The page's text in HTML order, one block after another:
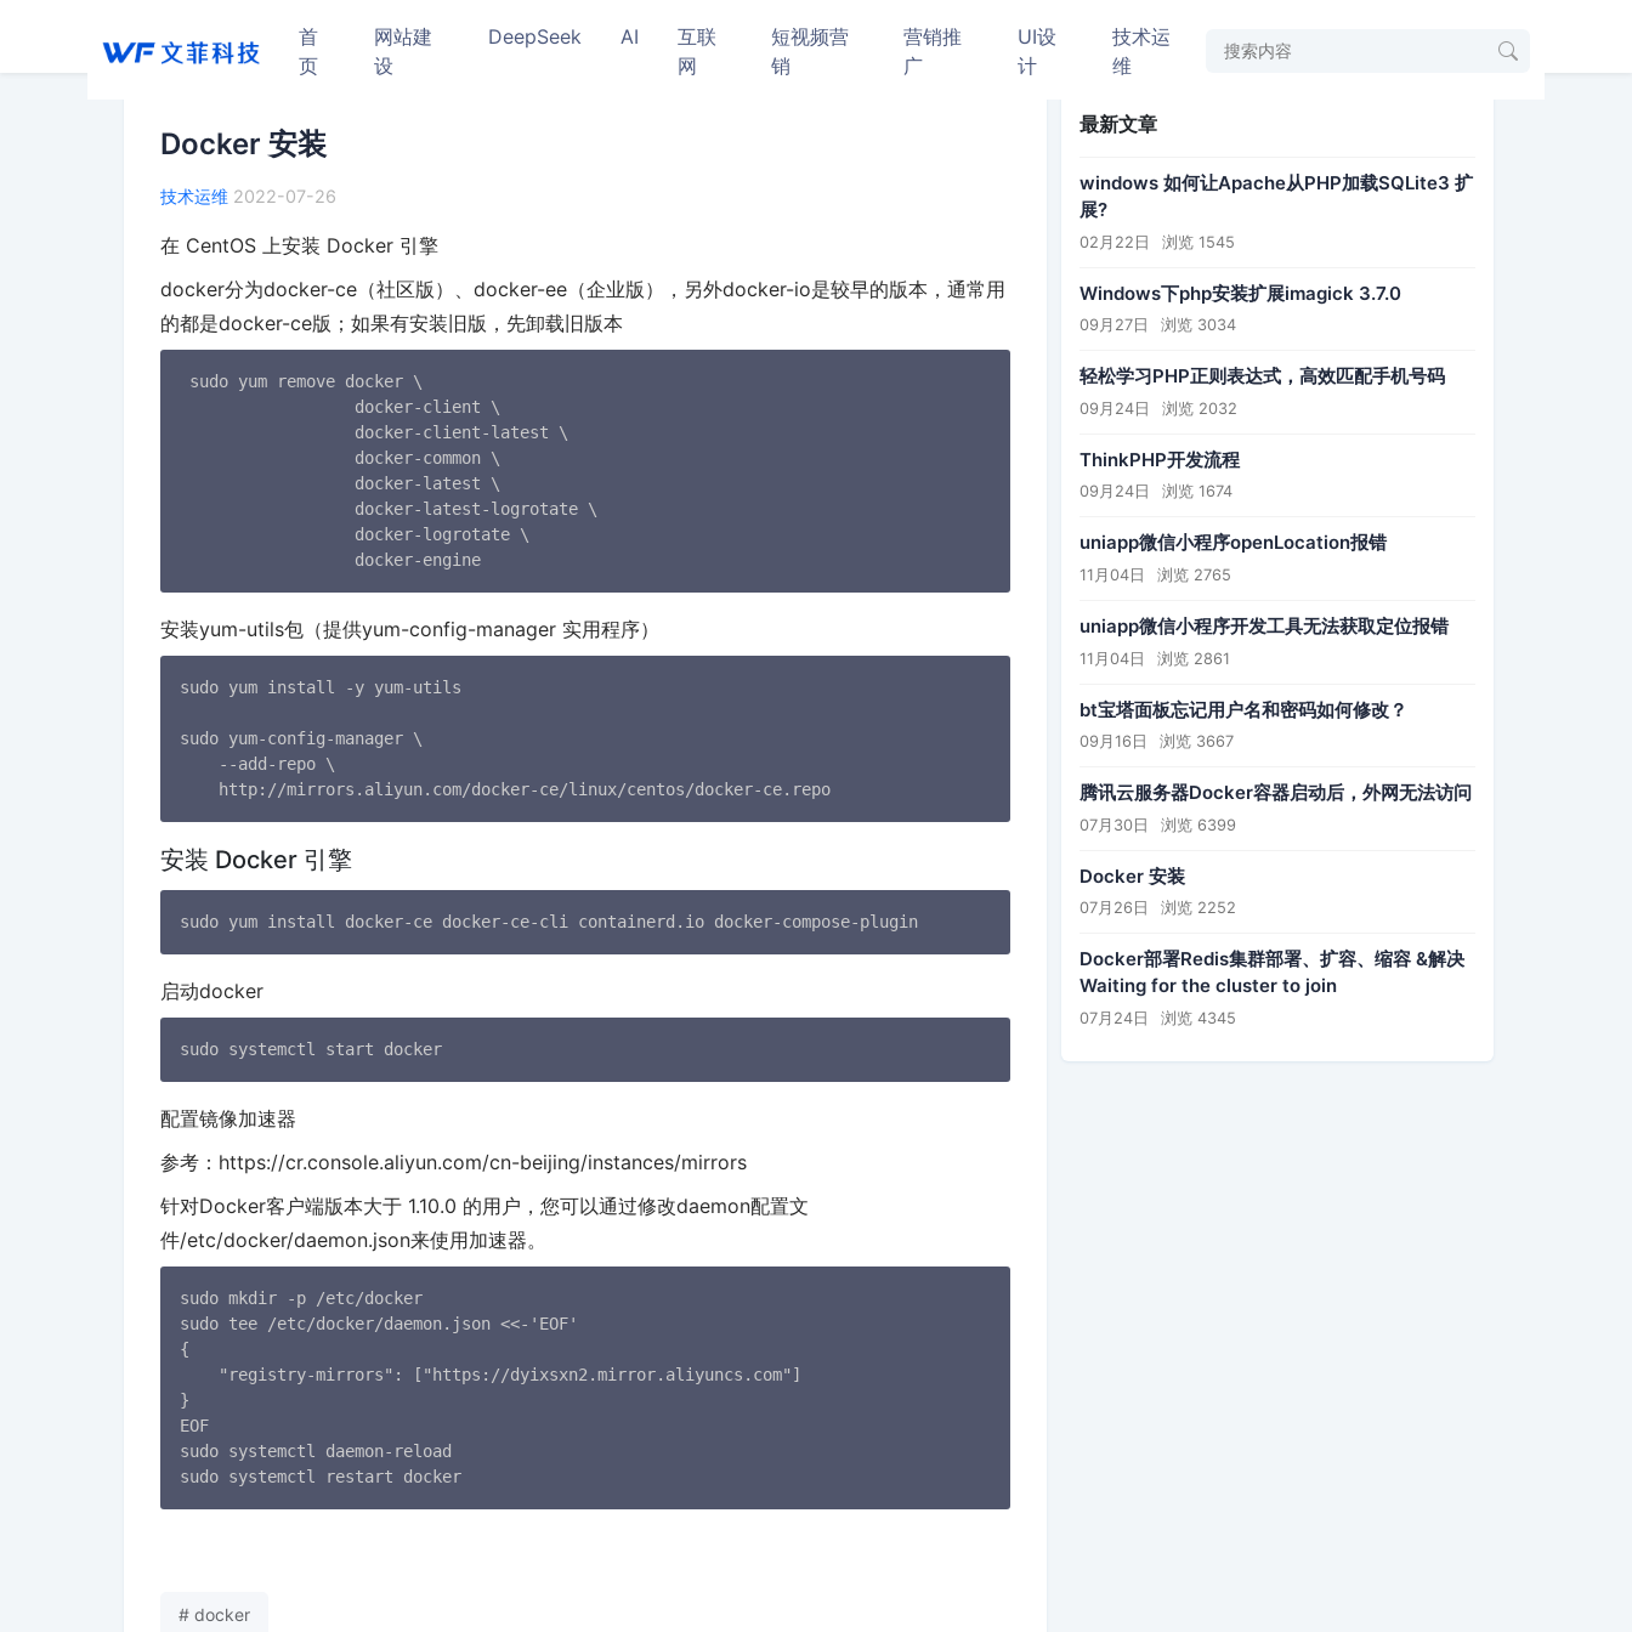
首
页
网站建
设
DeepSeek AI
互联
网
短视频营
销
营销推
广
UI设
计
技术运
维
Docker 安装
技术运维 2022-07-26
在 CentOS 上安装 Docker 引擎
docker分为docker-ce（社区版）、docker-ee（企业版），另外docker-io是较早的版本，通常用
的都是docker-ce版；如果有安装旧版，先卸载旧版本
sudo yum remove docker \
docker-client \
docker-client-latest \
docker-common \
docker-latest \
docker-latest-logrotate \
docker-logrotate \
docker-engine
安装yum-utils包（提供yum-config-manager 实用程序）
sudo yum install -y yum-utils
sudo yum-config-manager \
--add-repo \
http://mirrors.aliyun.com/docker-ce/linux/centos/docker-ce.repo
安装 Docker 引擎
sudo yum install docker-ce docker-ce-cli containerd.io docker-compose-plugin
启动docker
sudo systemctl start docker
配置镜像加速器
参考：https://cr.console.aliyun.com/cn-beijing/instances/mirrors
针对Docker客户端版本大于 1.10.0 的用户，您可以通过修改daemon配置文
件/etc/docker/daemon.json来使用加速器。
sudo mkdir -p /etc/docker
sudo tee /etc/docker/daemon.json <<-'EOF'
{
"registry-mirrors": ["https://dyixsxn2.mirror.aliyuncs.com"]
}
EOF
sudo systemctl daemon-reload
sudo systemctl restart docker
# docker
最新文章
windows 如何让Apache从PHP加载SQLite3 扩
展?
02月22日 浏览 1545
Windows下php安装扩展imagick 3.7.0
09月27日 浏览 3034
轻松学习PHP正则表达式，高效匹配手机号码
09月24日 浏览 2032
ThinkPHP开发流程
09月24日 浏览 1674
uniapp微信小程序openLocation报错
11月04日 浏览 2765
uniapp微信小程序开发工具无法获取定位报错
11月04日 浏览 2861
bt宝塔面板忘记用户名和密码如何修改？
09月16日 浏览 3667
腾讯云服务器Docker容器启动后，外网无法访问
07月30日 浏览 6399
Docker 安装
07月26日 浏览 2252
Docker部署Redis集群部署、扩容、缩容 &解决
Waiting for the cluster to join
07月24日 浏览 4345